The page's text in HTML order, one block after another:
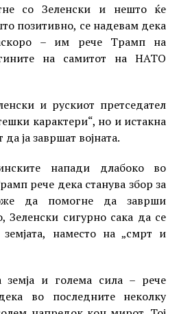
со Зеленски и нешто ќе
позитивно, се надевам дека
– им рече Трамп на
на самитот на НАТО
и рускиот претседател
карактери“, но и истакна
да ја завршат војната.
напади длабоко во
рече дека станува збор за
да помогне да заврши
Зеленски сигурно сака да се
наместо на „смрт и
и голема сила – рече
во последните неколку